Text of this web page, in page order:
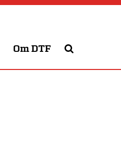
Om DTF